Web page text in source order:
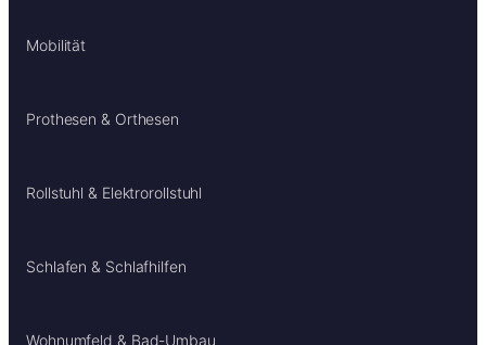
Mobilität
Prothesen & Orthesen
Rollstuhl & Elektrorollstuhl
Schlafen & Schlafhilfen
Wohnumfeld & Bad-Umbau